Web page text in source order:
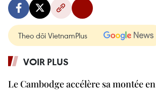
Theo dõi VietnamPlus
VOIR PLUS
Le Cambodge accélère sa montée en